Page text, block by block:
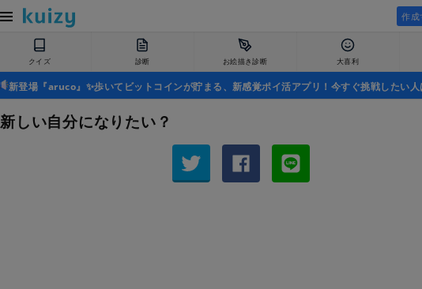
作成
クイズ 診断 お絵描き診断 大喜利
新登場『aruco』✨歩いてビットコインが貯まる、新感覚ポイ活アプリ！今すぐ挑戦したい人
新しい自分になりたい？